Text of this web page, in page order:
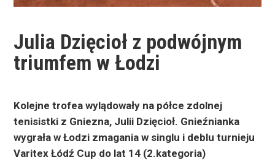
Julia Dzięcioł z podwójnym
triumfem w Łodzi
Kolejne trofea wylądowały na półce zdolnej
tenisistki z Gniezna, Julii Dzięcioł. Gnieźnianka
wygrała w Łodzi zmagania w singlu i deblu turnieju
Varitex Łódź Cup do lat 14 (2.kategoria)